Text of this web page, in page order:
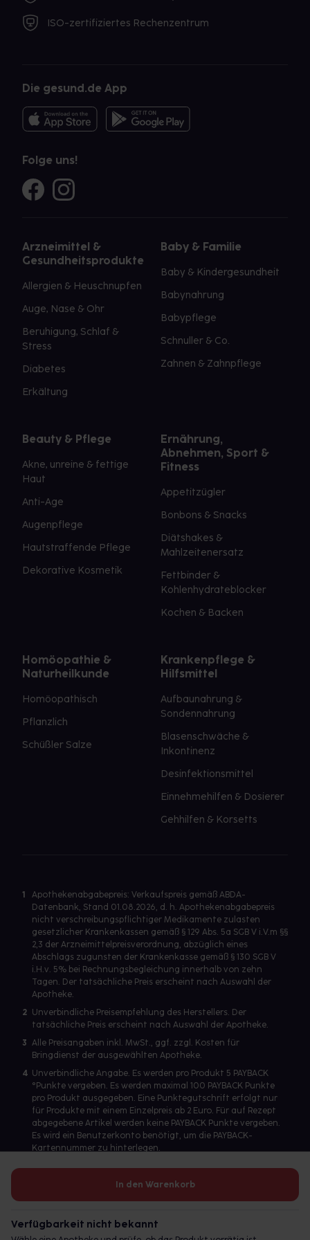
In den Warenkorb
Verfügbarkeit nicht bekannt
ISO-zertifiziertes Rechenzentrum
Die gesund.de App
Folge uns!
Arzneimittel &
Gesundheitsprodukte
Allergien & Heuschnupfen
Auge, Nase & Ohr
Beruhigung, Schlaf &
Stress
Diabetes
Erkältung
Baby & Familie
Baby & Kindergesundheit
Babynahrung
Babypflege
Schnuller & Co.
Zahnen & Zahnpflege
Beauty & Pflege
Akne, unreine & fettige
Haut
Anti-Age
Augenpflege
Hautstraffende Pflege
Dekorative Kosmetik
Ernährung,
Abnehmen, Sport &
Fitness
Appetitzügler
Bonbons & Snacks
Diätshakes &
Mahlzeitenersatz
Fettbinder &
Kohlenhydrateblocker
Kochen & Backen
Homöopathie &
Naturheilkunde
Homöopathisch
Pflanzlich
Schüßler Salze
Krankenpflege &
Hilfsmittel
Aufbaunahrung &
Sondennahrung
Blasenschwäche &
Inkontinenz
Desinfektionsmittel
Einnehmehilfen & Dosierer
Gehhilfen & Korsetts
1
Apothekenabgabepreis: Verkaufspreis gemäß ABDA-
Datenbank, Stand 01.08.2026, d. h. Apothekenabgabepreis
nicht verschreibungspflichtiger Medikamente zulasten
gesetzlicher Krankenkassen gemäß § 129 Abs. 5a SGB V i.V.m §§
2,3 der Arzneimittelpreisverordnung, abzüglich eines
Abschlags zugunsten der Krankenkasse gemäß § 130 SGB V
i.H.v. 5% bei Rechnungsbegleichung innerhalb von zehn
Tagen. Der tatsächliche Preis erscheint nach Auswahl der
Apotheke.
2 Unverbindliche Preisempfehlung des Herstellers. Der
tatsächliche Preis erscheint nach Auswahl der Apotheke.
3 Alle Preisangaben inkl. MwSt., ggf. zzgl. Kosten für
Bringdienst der ausgewählten Apotheke.
4 Unverbindliche Angabe. Es werden pro Produkt 5 PAYBACK
°Punkte vergeben. Es werden maximal 100 PAYBACK Punkte
pro Produkt ausgegeben. Eine Punktegutschrift erfolgt nur
für Produkte mit einem Einzelpreis ab 2 Euro. Für auf Rezept
abgegebene Artikel werden keine PAYBACK Punkte vergeben.
Es wird ein Benutzerkonto benötigt, um die PAYBACK-
Kartennummer zu hinterlegen.
Betreiber des Portals und verantwortlich: gesund.de GmbH &
© 2026 gesund.de GmbH & Co. KG